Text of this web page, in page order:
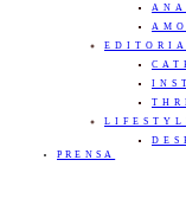
PRENSA